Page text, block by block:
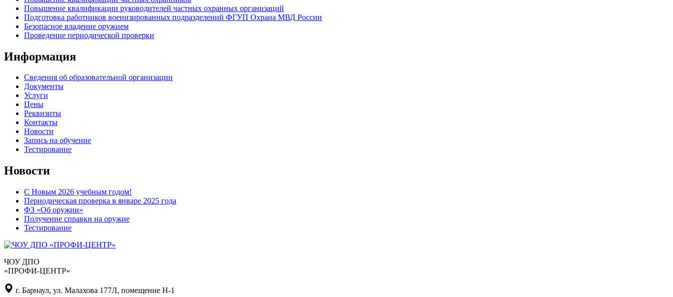
Повышение квалификации руководителей частных охранных организаций
Подготовка работников военизированных подразделений ФГУП Охрана МВД России
Безопасное владение оружием
Проведение периодической проверки
Информация
Сведения об образовательной организации
Документы
Услуги
Цены
Реквизиты
Контакты
Новости
Запись на обучение
Тестирование
Новости
С Новым 2026 учебным годом!
Периодическая проверка в январе 2025 года
ФЗ «Об оружии»
Получение справки на оружие
Тестирование
ЧОУ ДПО
«ПРОФИ-ЦЕНТР»
г. Барнаул, ул. Малахова 177Л, помещение Н-1